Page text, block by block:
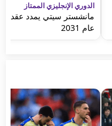
الدوري الإنجليزي الممتاز
مانشستر سيتي يمدد عقد
عام 2031